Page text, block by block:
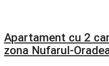
Apartament cu 2
zona Nufarul-